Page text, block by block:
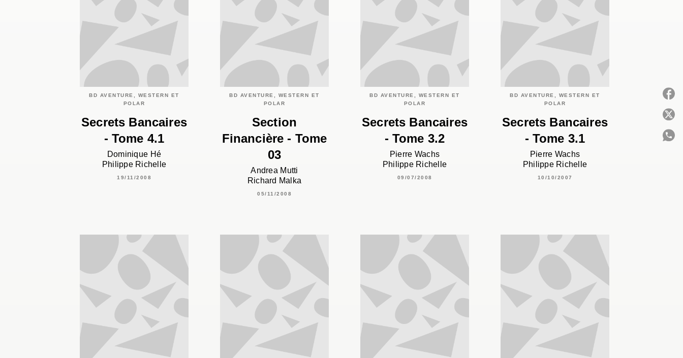
BD AVENTURE, WESTERN ET
POLAR
Secrets Bancaires
- Tome 4.1
Dominique Hé
Philippe Richelle
19/11/2008
BD AVENTURE, WESTERN ET
POLAR
Section
Financière - Tome
03
Andrea Mutti
Richard Malka
05/11/2008
BD AVENTURE, WESTERN ET
POLAR
Secrets Bancaires
- Tome 3.2
Pierre Wachs
Philippe Richelle
09/07/2008
BD AVENTURE, WESTERN ET
POLAR
Secrets Bancaires
- Tome 3.1
Pierre Wachs
Philippe Richelle
10/10/2007